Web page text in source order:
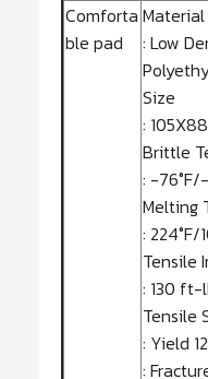
Comforta
ble pad
Material
: Low
Size
:
Brittle
: -
Melting
: 224°F/
Tensile
: 130 ft-
Tensile
: Yield
: